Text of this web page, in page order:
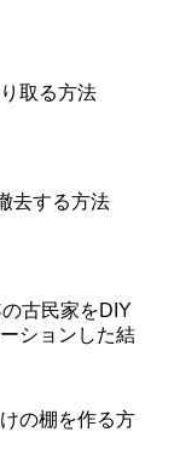
取る方法
去する方法
の古民家をDIY
ションした結
の棚を作る方